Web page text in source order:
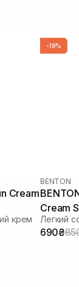
Cream
крем
-19%
BENTON
Cream
Легкий
690₴